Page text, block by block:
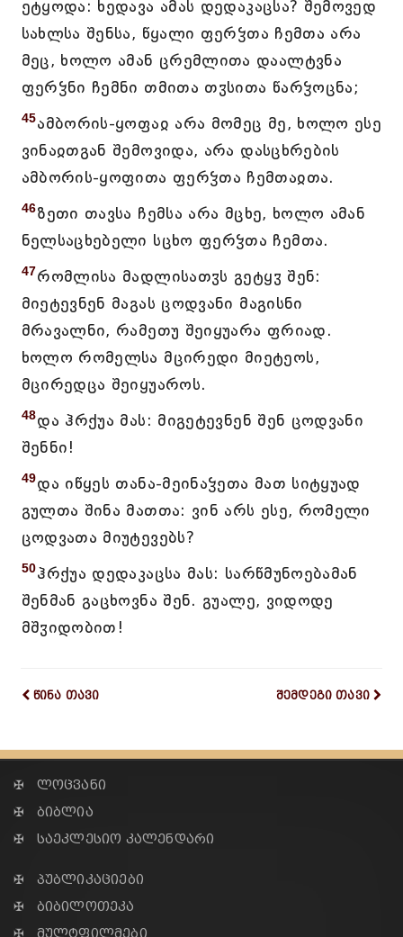
ეტყოდა: ხედავა ამას დედაკაცსა? შემოვედ
სახლსა შენსა, წყალი ფერჴთა ჩემთა არა
მეც, ხოლო ამან ცრემლითა დაალტვნა
ფერჴნი ჩემნი თმითა თჳსითა წარჴოცნა;
45ამბორის-ყოფაჲ არა მომეც მე, ხოლო ესე
ვინაჲთგან შემოვიდა, არა დასცხრების
ამბორის-ყოფითა ფერჴთა ჩემთაჲთა.
46ზეთი თავსა ჩემსა არა მცხე, ხოლო ამან
ნელსაცხებელი სცხო ფერჴთა ჩემთა.
47რომლისა მადლისათჳს გეტყჳ შენ:
მიეტევნენ მაგას ცოდვანი მაგისნი
მრავალნი, რამეთუ შეიყუარა ფრიად.
ხოლო რომელსა მცირედი მიეტეოს,
მცირედცა შეიყუაროს.
48და ჰრქუა მას: მიგეტევნენ შენ ცოდვანი
შენნი!
49და იწყეს თანა-მეინაჴეთა მათ სიტყუად
გულთა შინა მათთა: ვინ არს ესე, რომელი
ცოდვათა მიუტევებს?
50ჰრქუა დედაკაცსა მას: სარწმუნოებამან
შენმან გაცხოვნა შენ. გუალე, ვიდოდე
მშჳიდობით!
წინა თავი შემდეგი თავი
✠ ლოცვანი
✠ ბიბლია
✠ საეკლესიო კალენდარი
✠ პუბლიკაციები
✠ ბიბილოთეკა
✠ მულტფილმები